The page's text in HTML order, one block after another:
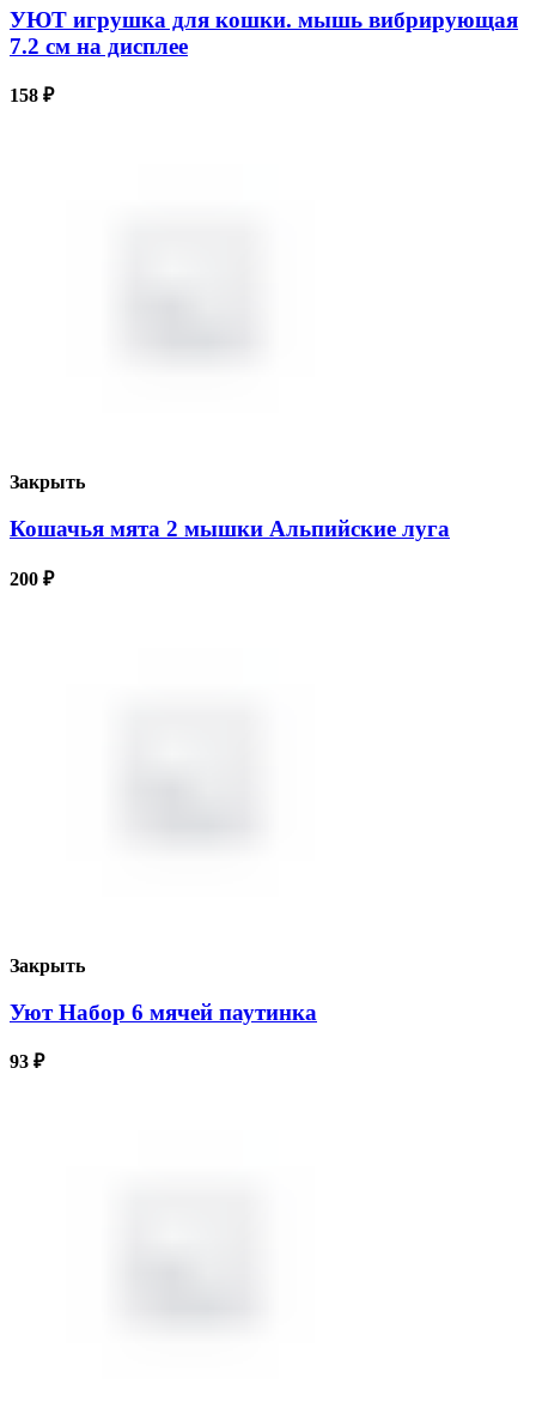
УЮТ игрушка для кошки. мышь вибрирующая
7.2 см на дисплее
158 ₽
Закрыть
Кошачья мята 2 мышки Альпийские луга
200 ₽
Закрыть
Уют Набор 6 мячей паутинка
93 ₽